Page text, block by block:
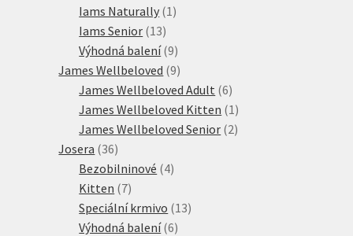
Iams Naturally 1 1
Iams Senior 1313
produktů
Výhodná balení 99
produktů
James Wellbeloved 99
produktů
James Wellbeloved Adult 66
produktů
James Wellbeloved Kitten 1 1
produkt
James Wellbeloved Senior 22
Josera 3636
produktů
Bezobilninové 44
Kitten 77
produktů
Speciální krmivo 1313
Výhodná balení 66